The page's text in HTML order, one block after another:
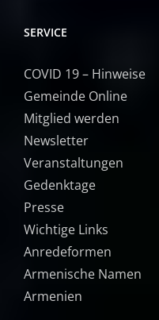
SERVICE
COVID 19 – Hinweise
Gemeinde Online
Mitglied werden
Newsletter
Veranstaltungen
Gedenktage
Presse
Wichtige Links
Anredeformen
Armenische Namen
Armenien